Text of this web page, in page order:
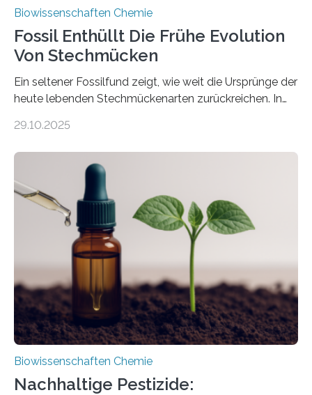
Biowissenschaften Chemie
Fossil Enthüllt Die Frühe Evolution
Von Stechmücken
Ein seltener Fossilfund zeigt, wie weit die Ursprünge der
heute lebenden Stechmückenarten zurückreichen. In
Forschende die bisher älteste bekannte Stechmücken-
Region Kachin in Myanmar und hat sich in
ausgezeichnetem Zustand erhalten. Es konnte als neue
Art einer neuen Gattung beschrieben werden und trägt
nun den Namen Cretosabethes primaevus. Dieser erste
fossile Nachweis einer Stechmückenlarve in Bernstein
stellt gleichzeitig den ersten Fossilfund einer
Mückenlarve aus dem Mesozoikum dar, denn…
29.10.2025
Biowissenschaften Chemie
Nachhaltige Pestizide: